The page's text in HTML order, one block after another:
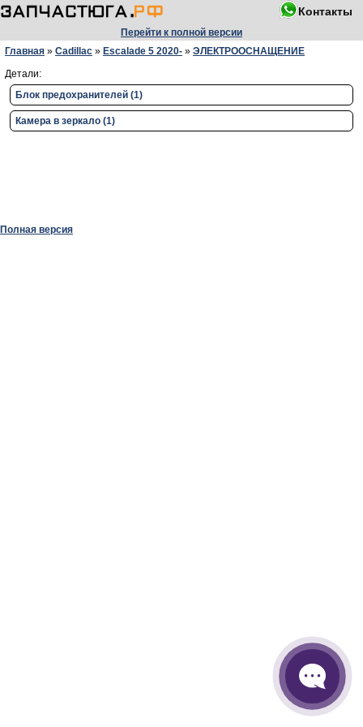
Контакты
Перейти к полной версии
Главная » Cadillac » Escalade 5 2020- » ЭЛЕКТРООСНАЩЕНИЕ
Детали:
Блок предохранителей (1)
Камера в зеркало (1)
Полная версия